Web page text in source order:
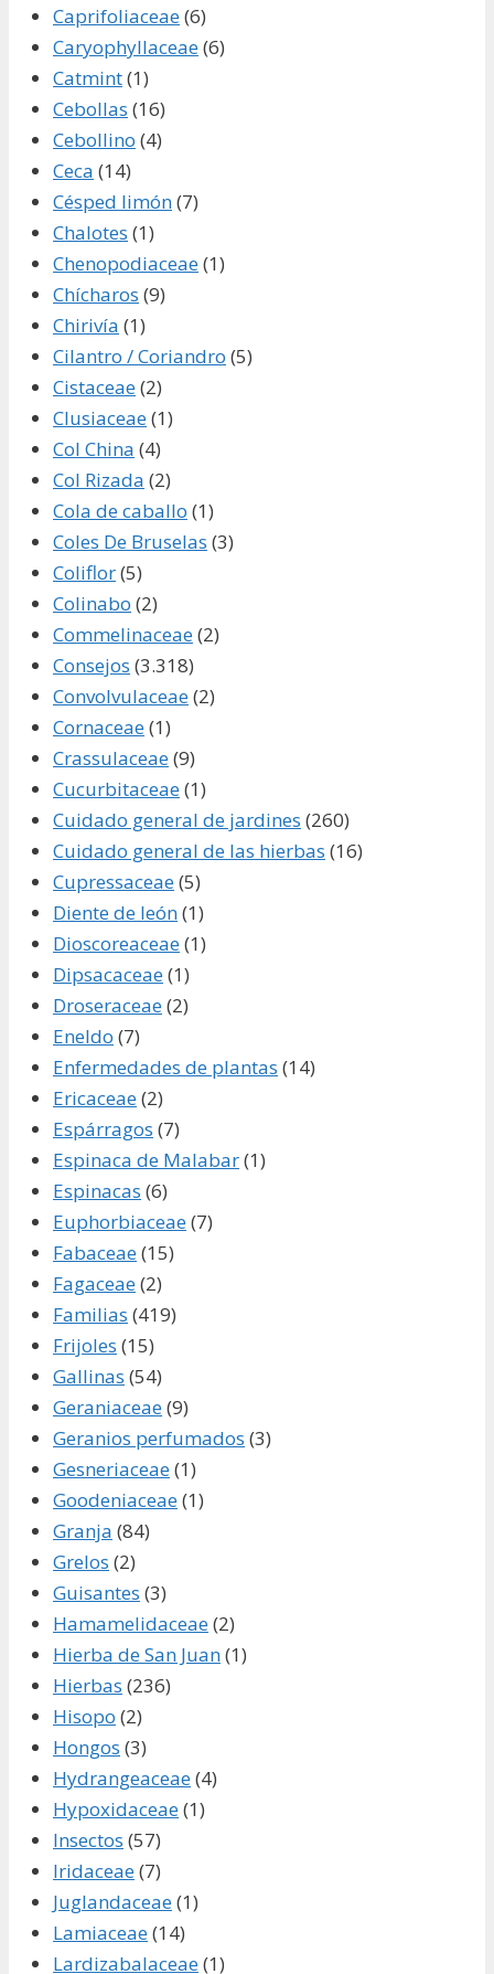
Caprifoliaceae(6)
Caryophyllaceae(6)
Catmint(1)
Cebollas (16)
Cebollino (4)
Ceca (14)
Césped limón(7)
Chalotes (1)
Chenopodiaceae(1)
Chícharos (9)
Chirivía (1)
Cilantro / Coriandro (5)
Cistaceae(2)
Clusiaceae(1)
Col China (4)
Col Rizada (2)
Cola de caballo (1)
Coles De Bruselas (3)
Coliflor(5)
Colinabo (2)
Commelinaceae(2)
Consejos (3.318)
Convolvulaceae(2)
Cornaceae(1)
Crassulaceae(9)
Cucurbitaceae(1)
Cuidado general de jardines (260)
Cuidado general de las hierbas (16)
Cupressaceae(5)
Diente de león(1)
Dioscoreaceae(1)
Dipsacaceae(1)
Droseraceae(2)
Eneldo (7)
Enfermedades de plantas (14)
Ericaceae(2)
Espárragos (7)
Espinaca de Malabar(1)
Espinacas (6)
Euphorbiaceae(7)
Fabaceae(15)
Fagaceae(2)
Familias (419)
Frijoles (15)
Gallinas (54)
Geraniaceae(9)
Geranios perfumados (3)
Gesneriaceae(1)
Goodeniaceae(1)
Granja (84)
Grelos (2)
Guisantes (3)
Hamamelidaceae(2)
Hierba de San Juan(1)
Hierbas (236)
Hisopo (2)
Hongos (3)
Hydrangeaceae(4)
Hypoxidaceae(1)
Insectos (57)
Iridaceae(7)
Juglandaceae(1)
Lamiaceae(14)
Lardizabalaceae(1)